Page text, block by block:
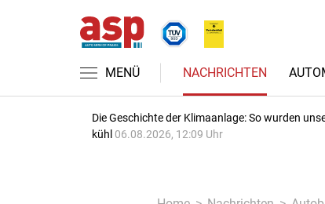
MENÜ NACHRICHTEN
Die Geschichte der Klimaanlage: So wurden
kühl 06.08.2026, 12:09 Uhr